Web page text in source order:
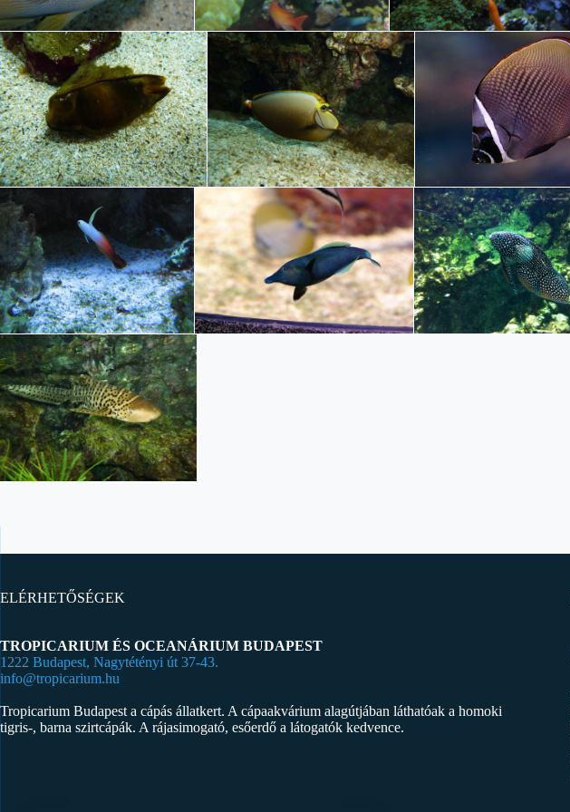
ELÉRHETŐSÉGEK
TROPICARIUM ÉS OCEANÁRIUM BUDAPEST
1222 Budapest, Nagytétényi út 37-43.
info@tropicarium.hu
Tropicarium Budapest a cápás állatkert. A cápaakvárium alagútjában láthatóak a homoki
tigris-, barna szirtcápák. A rájasimogató, esőerdő a látogatók kedvence.